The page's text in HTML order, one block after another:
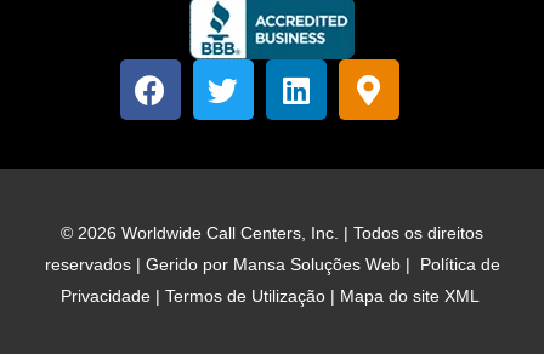
F
a
e
o
o
k
T
w
t
e
r
L
i
k
d
i
n
M
a
c
d
o
r
d
© 2026 Worldwide Call Centers, Inc. | Todos os direitos
reservados | Gerido por Mansa Soluções Web|
Política de
Privacidade| Termos de Utilização| Mapa do site XML